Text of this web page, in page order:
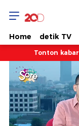
Home detik TV
Tonton